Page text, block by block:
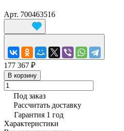
Арт. 700463516
177 367 ₽
В корзину
Под заказ
Рассчитать доставку
Гарантия 1 год
Характеристики